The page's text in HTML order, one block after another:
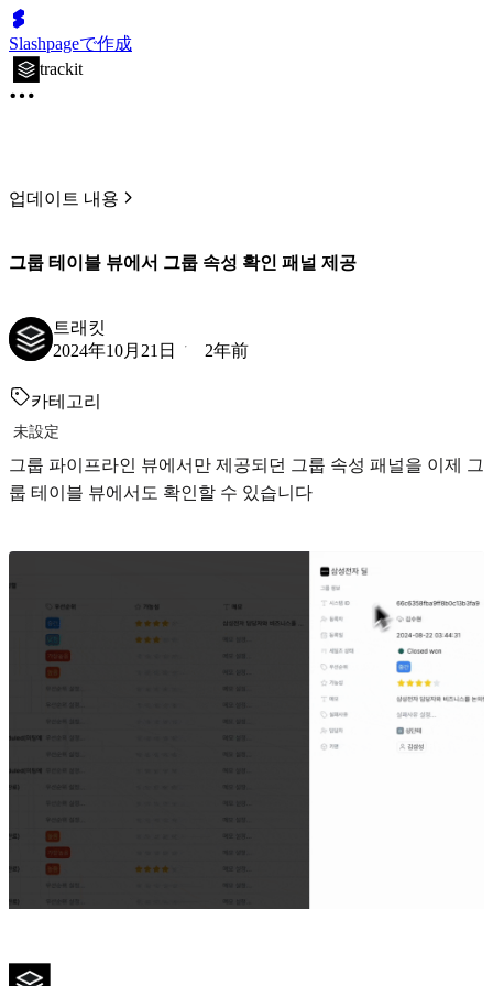
Slashpageで作成
trackit
업데이트 내용
그룹 테이블 뷰에서 그룹 속성 확인 패널 제공
트래킷
2024年10月21日
2年前
카테고리
未設定
그룹 파이프라인 뷰에서만 제공되던 그룹 속성 패널을 이제 그
룹 테이블 뷰에서도 확인할 수 있습니다